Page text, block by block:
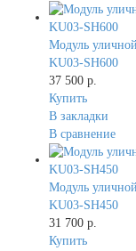
Модуль
KU03-SH600
37 500 р.
Купить
В закладки
В сравнение
Модуль
KU03-SH450
31 700 р.
Купить